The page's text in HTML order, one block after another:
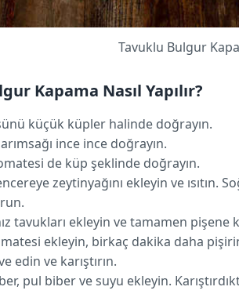
Tavuklu Bulgur
Kapama Nasıl Yapılır?
küçük küpler halinde doğrayın.
ince ince doğrayın.
de küp şeklinde doğrayın.
zeytinyağını ekleyin ve ısıtın.
tavukları ekleyin ve tamamen pişene
ekleyin, birkaç dakika daha
edin ve karıştırın.
pul biber ve suyu ekleyin.